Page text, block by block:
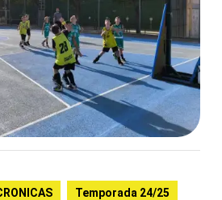
Temporada 24/25